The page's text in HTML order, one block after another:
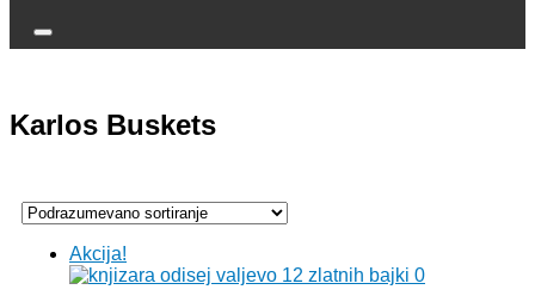
Karlos Buskets
Akcija!